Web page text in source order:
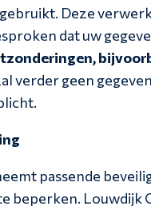
Deze
dat uw
verder geen
passende
beperken. Louwdijk